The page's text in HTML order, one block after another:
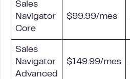
Sales
Navigator
Core
$99.99/mes
Sales
Navigator
Advanced
$149.99/mes